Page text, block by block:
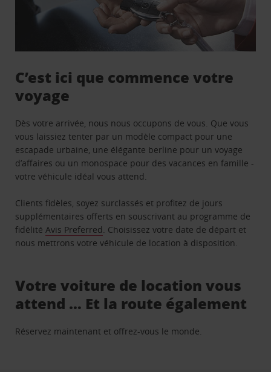
C’est ici que commence votre
voyage
Dès votre arrivée, nous nous occupons de vous. Que vous
vous laissiez tenter par un modèle compact pour une
escapade urbaine, une élégante berline pour un voyage
d’affaires ou un monospace pour des vacances en famille -
votre véhicule idéal vous attend.
Clients fidèles, soyez surclassés et profitez de jours
supplémentaires offerts en souscrivant au programme de
fidélitéAvis Preferred. Choisissez votre date de départ et
nous mettrons votre véhicule de location à disposition.
Votre voiture de location vous
attend … Et la route également
Réservez maintenant et offrez-vous le monde.